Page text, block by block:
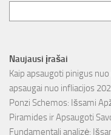
Naujausi įrašai
Kaip apsaugoti pinigus
apsaugai nuo infliacijos
Ponzi Schemos: Išsami
Piramides ir Apsaugoti
Fundamentali analizė: